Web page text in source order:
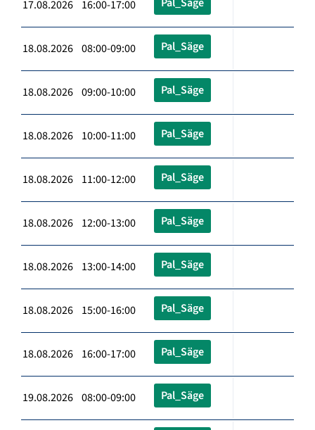
17.08.2026 16:00-17:00
18.08.2026 08:00-09:00 Pal_Säge
18.08.2026 09:00-10:00 Pal_Säge
18.08.2026 10:00-11:00 Pal_Säge
18.08.2026 11:00-12:00 Pal_Säge
18.08.2026 12:00-13:00 Pal_Säge
18.08.2026 13:00-14:00 Pal_Säge
18.08.2026 15:00-16:00 Pal_Säge
18.08.2026 16:00-17:00 Pal_Säge
19.08.2026 08:00-09:00 Pal_Säge